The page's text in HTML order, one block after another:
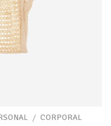
/ CORPORAL